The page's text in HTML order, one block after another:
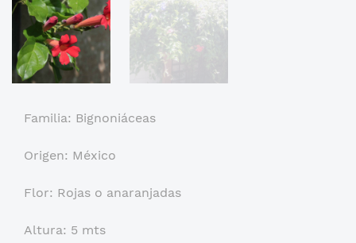
Familia: Bignoniáceas
Origen: México
Flor: Rojas o anaranjadas
Altura: 5 mts